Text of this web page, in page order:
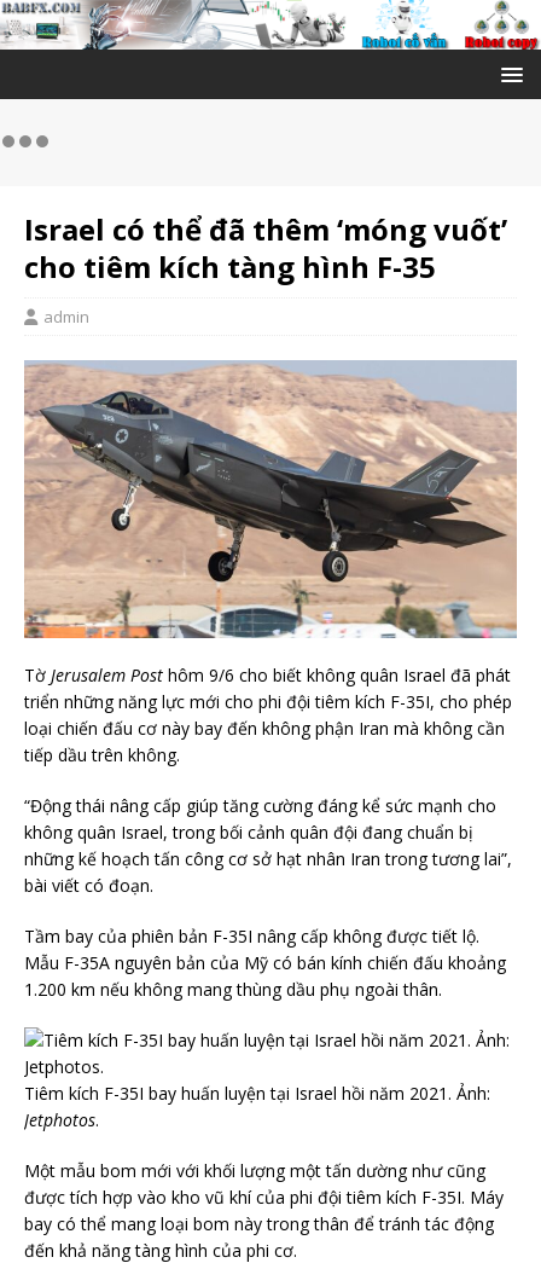
Israel có thể đã thêm ‘móng vuốt’
cho tiêm kích tàng hình F-35
admin
Tờ Jerusalem Post hôm 9/6 cho biết không quân Israel đã phát
triển những năng lực mới cho phi đội tiêm kích F-35I, cho phép
loại chiến đấu cơ này bay đến không phận Iran mà không cần
tiếp dầu trên không.
“Động thái nâng cấp giúp tăng cường đáng kể sức mạnh cho
không quân Israel, trong bối cảnh quân đội đang chuẩn bị
những kế hoạch tấn công cơ sở hạt nhân Iran trong tương lai”,
bài viết có đoạn.
Tầm bay của phiên bản F-35I nâng cấp không được tiết lộ.
Mẫu F-35A nguyên bản của Mỹ có bán kính chiến đấu khoảng
1.200 km nếu không mang thùng dầu phụ ngoài thân.
Tiêm kích F-35I bay huấn luyện tại Israel hồi năm 2021. Ảnh:
Jetphotos.
Một mẫu bom mới với khối lượng một tấn dường như cũng
được tích hợp vào kho vũ khí của phi đội tiêm kích F-35I. Máy
bay có thể mang loại bom này trong thân để tránh tác động
đến khả năng tàng hình của phi cơ.